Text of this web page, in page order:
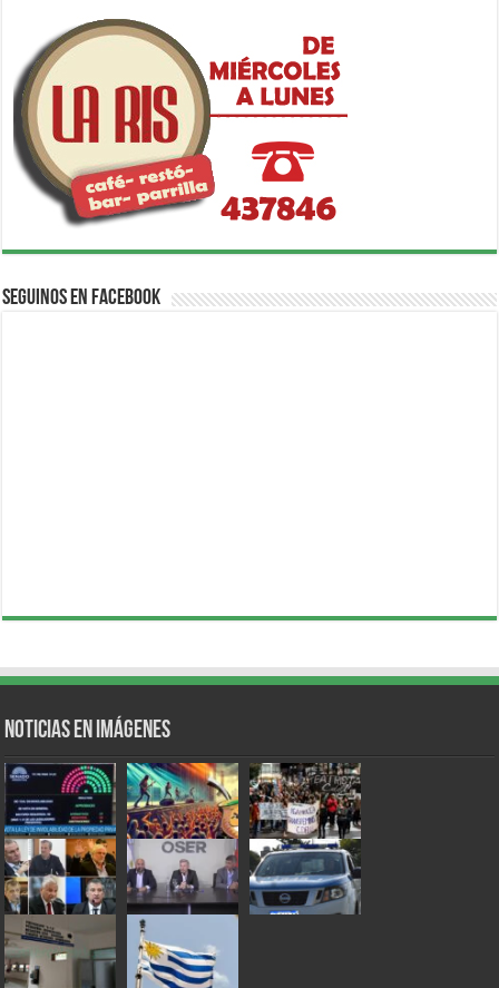
Seguinos en Facebook
Noticias en Imágenes